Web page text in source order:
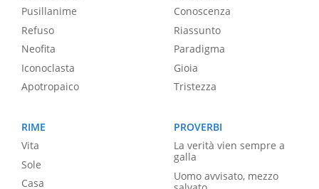
Pusillanime
Refuso
Neofita
Iconoclasta
Apotropaico
Conoscenza
Riassunto
Paradigma
Gioia
Tristezza
RIME
Vita
Sole
Casa
PROVERBI
La verità vien sempre a
galla
Uomo avvisato, mezzo